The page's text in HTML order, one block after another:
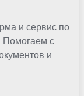
и сервис по
Помогаем с
и